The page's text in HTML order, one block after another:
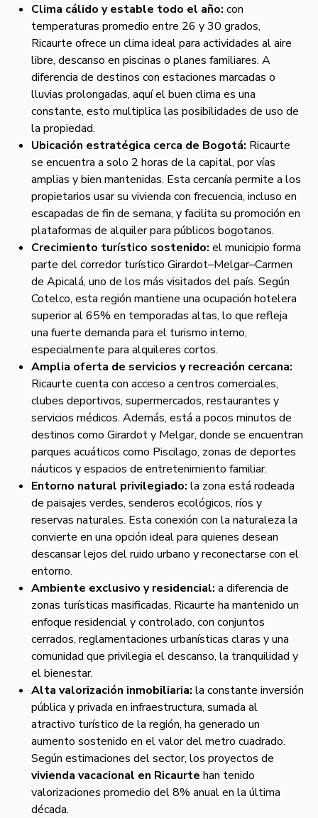
Clima cálido y estable todo el año: con
temperaturas promedio entre 26 y 30 grados,
Ricaurte ofrece un clima ideal para actividades al aire
libre, descanso en piscinas o planes familiares. A
diferencia de destinos con estaciones marcadas o
lluvias prolongadas, aquí el buen clima es una
constante, esto multiplica las posibilidades de uso de
la propiedad.
Ubicación estratégica cerca de Bogotá: Ricaurte
se encuentra a solo 2 horas de la capital, por vías
amplias y bien mantenidas. Esta cercanía permite a los
propietarios usar su vivienda con frecuencia, incluso en
escapadas de fin de semana, y facilita su promoción en
plataformas de alquiler para públicos bogotanos.
Crecimiento turístico sostenido: el municipio forma
parte del corredor turístico Girardot–Melgar–Carmen
de Apicalá, uno de los más visitados del país. Según
Cotelco, esta región mantiene una ocupación hotelera
superior al 65% en temporadas altas, lo que refleja
una fuerte demanda para el turismo interno,
especialmente para alquileres cortos.
Amplia oferta de servicios y recreación cercana:
Ricaurte cuenta con acceso a centros comerciales,
clubes deportivos, supermercados, restaurantes y
servicios médicos. Además, está a pocos minutos de
destinos como Girardot y Melgar, donde se encuentran
parques acuáticos como Piscilago, zonas de deportes
náuticos y espacios de entretenimiento familiar.
Entorno natural privilegiado: la zona está rodeada
de paisajes verdes, senderos ecológicos, ríos y
reservas naturales. Esta conexión con la naturaleza la
convierte en una opción ideal para quienes desean
descansar lejos del ruido urbano y reconectarse con el
entorno.
Ambiente exclusivo y residencial: a diferencia de
zonas turísticas masificadas, Ricaurte ha mantenido un
enfoque residencial y controlado, con conjuntos
cerrados, reglamentaciones urbanísticas claras y una
comunidad que privilegia el descanso, la tranquilidad y
el bienestar.
Alta valorización inmobiliaria: la constante inversión
pública y privada en infraestructura, sumada al
atractivo turístico de la región, ha generado un
aumento sostenido en el valor del metro cuadrado.
Según estimaciones del sector, los proyectos de
vivienda vacacional en Ricaurte han tenido
valorizaciones promedio del 8% anual en la última
década.